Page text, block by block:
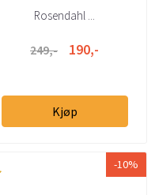
Rosendahl ...
249,- 190,-
Kjøp
-10%